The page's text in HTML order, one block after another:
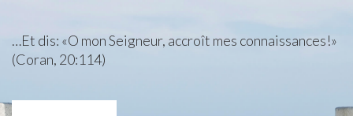
…Et dis: «O mon Seigneur, accroît mes connaissances!»
(Coran, 20:114)